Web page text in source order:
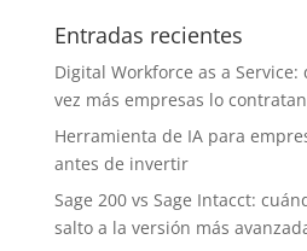
Entradas recientes
Digital Workforce as a
vez más empresas lo contratan
Herramienta de IA para
antes de invertir
Sage 200 vs Sage Intacct:
salto a la versión más